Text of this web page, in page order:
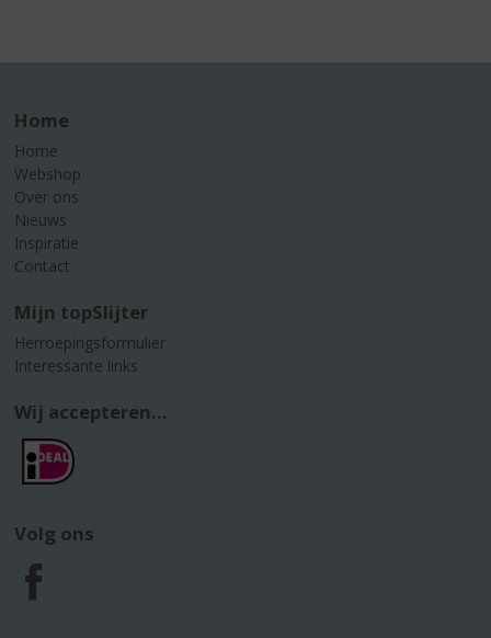
Home
Home
Webshop
Over ons
Nieuws
Inspiratie
Contact
Mijn topSlijter
Herroepingsformulier
Interessante links
Wij accepteren...
Volg ons
F